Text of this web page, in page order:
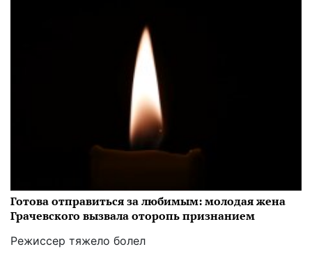
Готова отправиться за любимым: молодая жена
Грачевского вызвала оторопь признанием
Режиссер тяжело болел